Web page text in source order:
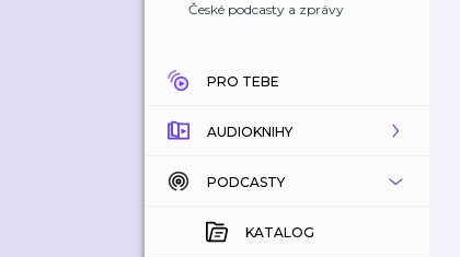
České podcasty a zprávy
PRO TEBE
AUDIOKNIHY
KATALOG
KOUPENÉ
PODCASTY
KATALOG